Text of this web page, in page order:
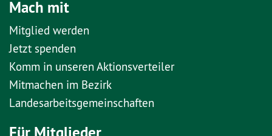
Mach mit
Mitglied werden
Jetzt spenden
Komm in unseren Aktionsverteiler
Mitmachen im Bezirk
Landesarbeitsgemeinschaften